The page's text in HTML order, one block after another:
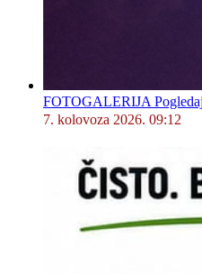
FOTOGALERIJA
7. kolovoza 2026. 09:12